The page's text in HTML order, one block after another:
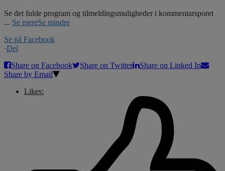
Se det fulde program og tilmeldingsmuligheder i kommentarsporet
... Se mereSe mindre
Se på Facebook
·Del
Share on Facebook
Share on Twitter
Share on Linked In
Share by Email
Likes: